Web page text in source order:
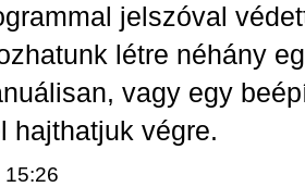
jelszóval
létre néhány
vagy egy
hajthatjuk végre.
15:26